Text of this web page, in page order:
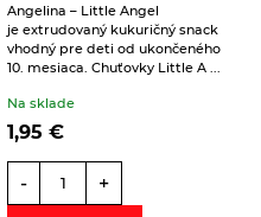
Angelina – Little Angel
je extrudovaný kukuričný snack
vhodný pre deti od ukončeného
10. mesiaca. Chuťovky Little A ...
Na sklade
1,95 €
- +